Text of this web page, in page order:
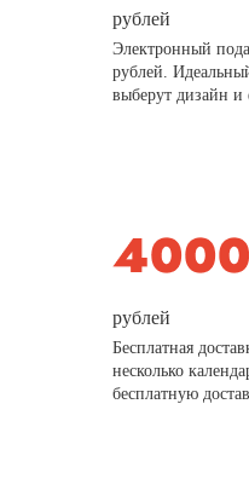
рублей
Электронный
рублей.
выберут дизайн и
рублей
Бесплатная
несколько
бесплатную